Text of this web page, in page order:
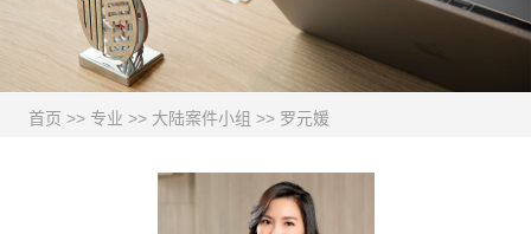
首页 >> 专业 >> 大陆案件小组 >> 罗元媛